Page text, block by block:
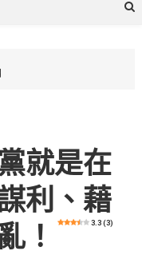
就是在
利、藉
！
3.3 (3)